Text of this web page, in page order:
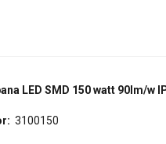
LED SMD 150 watt 90lm/w
3100150